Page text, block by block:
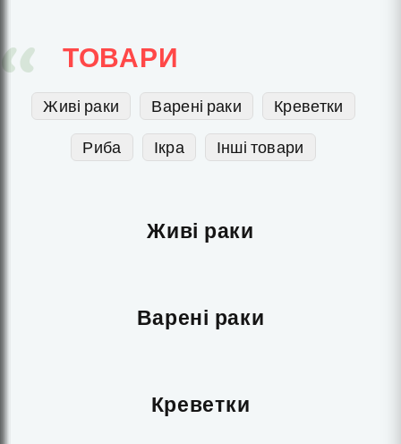
ТОВАРИ
Живі раки Варені раки Креветки
Риба Ікра Інші товари
Живі раки
Варені раки
Креветки